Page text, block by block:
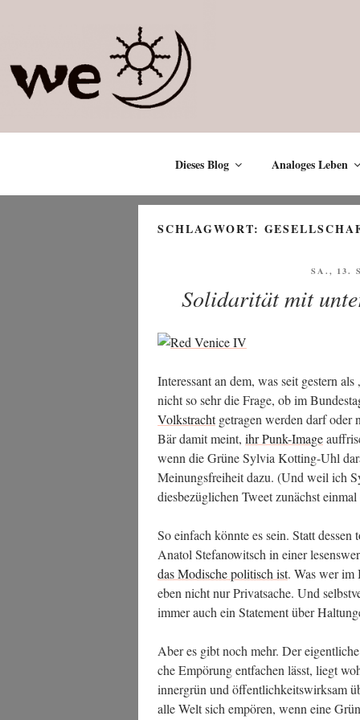
Dieses Blog Analoges Leben
SCHLAGWORT:
SA., 13.
Solidarität mit
Inter­es­sant an dem, was seit ges­tern
nicht so sehr die Fra­ge, ob im
Volks­trachtgetra­gen wer­den darf oder
Bär damit meint, ihr Punk-Image
wenn die Grü­ne Syl­via Kot­ting-Uhl
Mei­nungs­frei­heit dazu. (Und weil ich
dies­be­züg­li­chen Tweet zunächst
So ein­fach könn­te es sein. Statt
Ana­tol Ste­fa­no­witsch in einer
das Modi­sche poli­tisch ist. Was wer im
eben nicht nur Pri­vat­sa­che. Und
immer auch ein State­ment über
Aber es gibt noch mehr. Der
che Empö­rung ent­fa­chen lässt, liegt
inner­grün und öffent­lich­keits­wirk­sam
alle Welt sich empö­ren, wenn eine